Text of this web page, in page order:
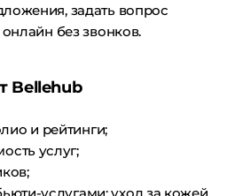
задать вопрос
без звонков.
Bellehub
и рейтинги;
услуг;
услугами: уход за кожей,